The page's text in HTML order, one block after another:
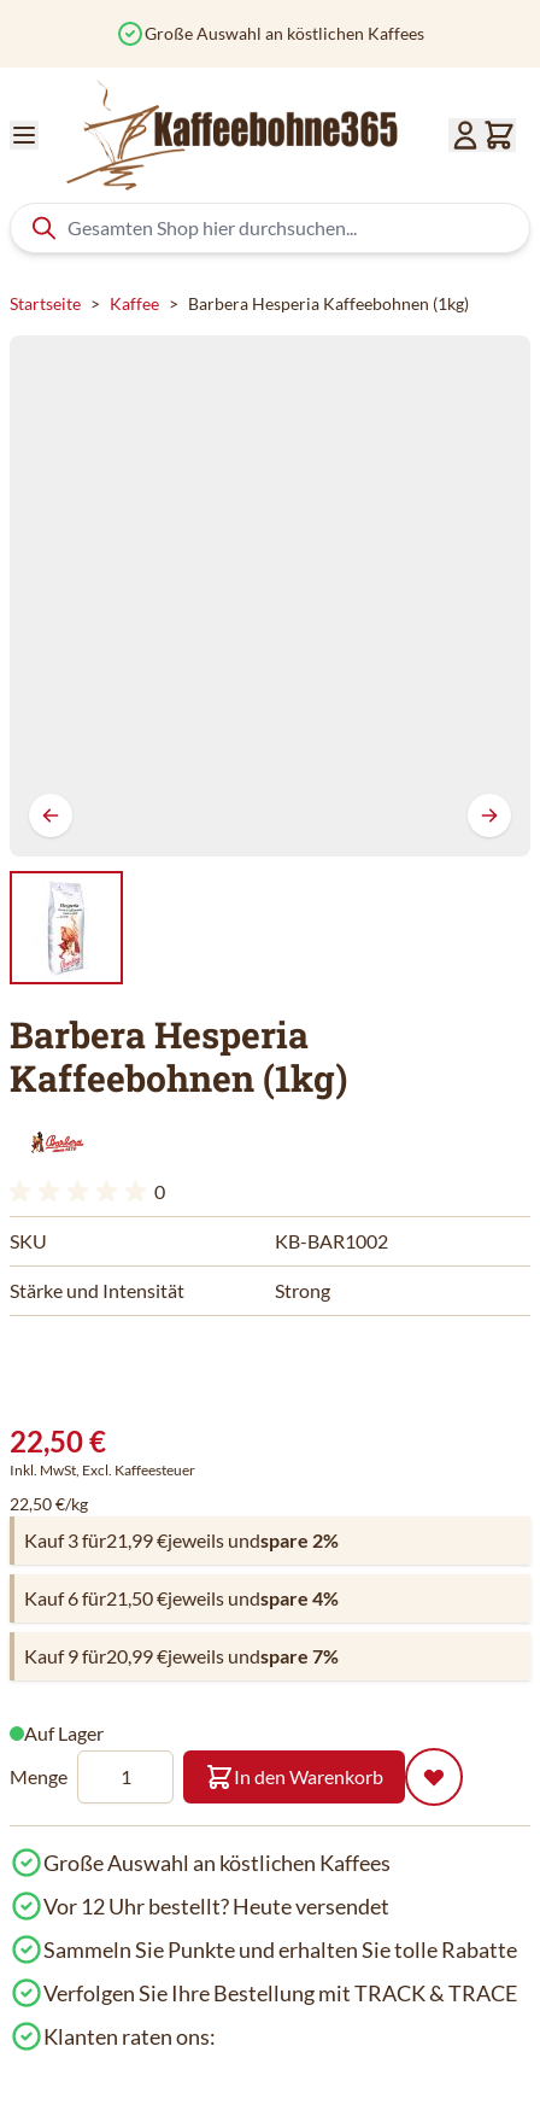
Vor 12 Uhr bestellt? Heute versendet
Startseite > Kaffee > Barbera Hesperia Kaffeebohnen (1kg)
Barbera Hesperia
Kaffeebohnen (1kg)
0
SKU KB-BAR1002
Stärke und Intensität Strong
22,50 €
Inkl. MwSt, Excl. Kaffeesteuer
22,50 €/kg
Kauf 3 für21,99 €jeweils undspare 2%
Kauf 6 für21,50 €jeweils undspare 4%
Kauf 9 für20,99 €jeweils undspare 7%
Auf Lager
Menge
In den Warenkorb
Große Auswahl an köstlichen Kaffees
Vor 12 Uhr bestellt? Heute versendet
Sammeln Sie Punkte und erhalten Sie tolle Rabatte
Verfolgen Sie Ihre Bestellung mit TRACK & TRACE
Klanten raten ons: